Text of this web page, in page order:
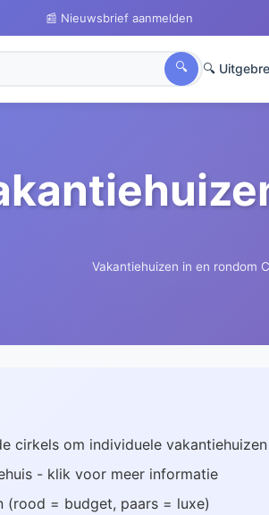
📰 Nieuwsbrief aanmelden
🔍 🔍
Vakantiehuizen in en rondom
cirkels om individuele
- klik voor meer informatie
(rood = budget, paars = luxe)